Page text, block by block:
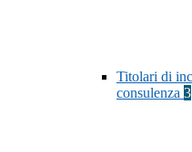
Titolari di
consulenza 3